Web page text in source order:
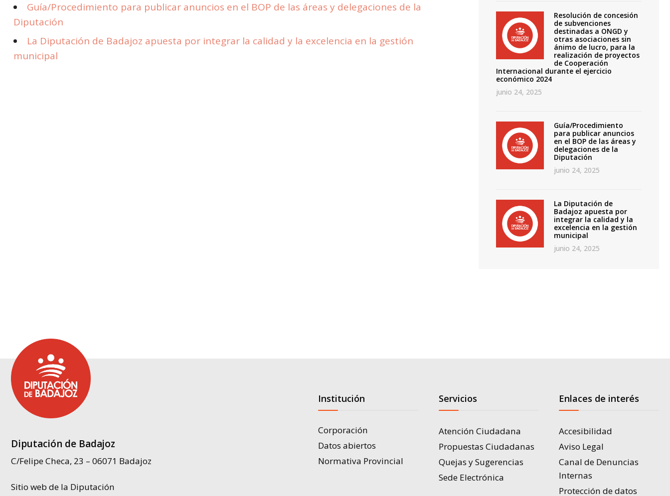
Guía/Procedimiento para publicar anuncios en el BOP de las áreas y delegaciones de la
Diputación
La Diputación de Badajoz apuesta por integrar la calidad y la excelencia en la gestión
municipal
Resolución de concesión
de subvenciones
destinadas a ONGD y
otras asociaciones sin
ánimo de lucro, para la
realización de proyectos
de Cooperación
Internacional durante el ejercicio
económico 2024
junio 24, 2025
Guía/Procedimiento
para publicar anuncios
en el BOP de las áreas y
delegaciones de la
Diputación
junio 24, 2025
La Diputación de
Badajoz apuesta por
integrar la calidad y la
excelencia en la gestión
municipal
junio 24, 2025
Diputación de Badajoz
C/Felipe Checa, 23 – 06071 Badajoz
Sitio web de la Diputación
Institución
Corporación
Datos abiertos
Normativa Provincial
Servicios
Atención Ciudadana
Propuestas Ciudadanas
Quejas y Sugerencias
Sede Electrónica
Enlaces de interés
Accesibilidad
Aviso Legal
Canal de Denuncias
Internas
Protección de datos